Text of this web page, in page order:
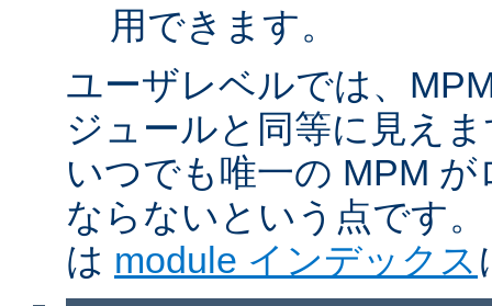
用できます。
ユーザレベルでは、
ジュールと同等に見え
いつでも唯一の MPM
ならないという点です
は module インデックス